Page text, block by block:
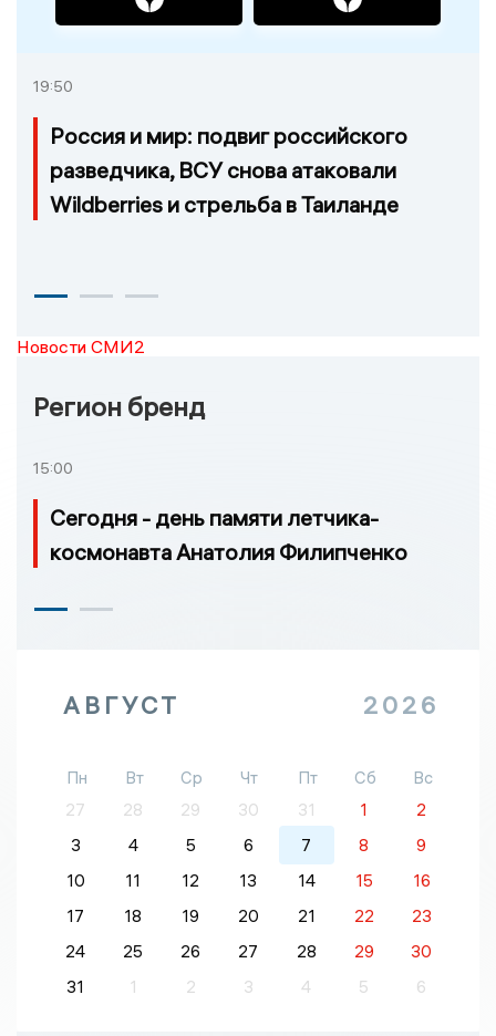
19:50
Россия и мир: подвиг российского
разведчика, ВСУ снова атаковали
Wildberries и стрельба в Таиланде
Новости СМИ2
Регион бренд
15:00
Сегодня - день памяти летчика-
космонавта Анатолия Филипченко
АВГУСТ 2026
Пн Вт Ср Чт Пт Сб
Вс
27
28 29 30 31 1
2
3
4 5 6 7 8
9
10
11 12 13 14 15
16
17
18 19 20 21 22
23
24
25 26 27 28 29
30
31
1 2 3 4 5 6